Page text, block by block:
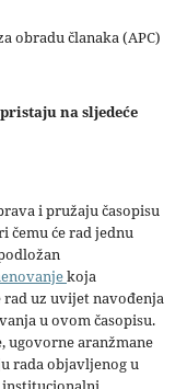
članaka (APC)
na sljedeće
i pružaju časopisu
čemu će rad jednu
koja
uz uvijet navođenja
u ovom časopisu.
ugovorne aranžmane
rada objavljenog u